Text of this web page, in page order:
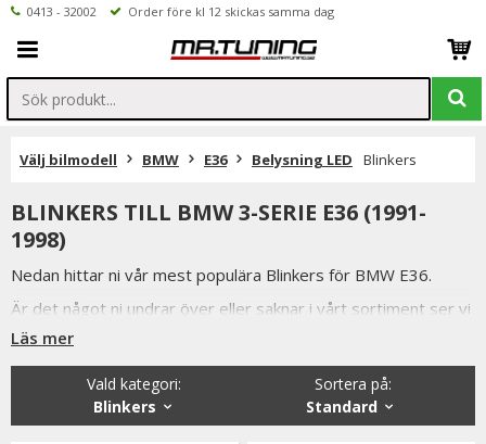
0413 - 32002 Order före kl 12 skickas samma dag
Välj bilmodell BMW E36 Belysning LED Blinkers
BLINKERS TILL BMW 3-SERIE E36 (1991-
1998)
Nedan hittar ni vår mest populära Blinkers för BMW E36.
Är det något ni undrar över eller saknar i vårt sortiment ser vi
fram emot att ni kontaktar oss.
Ni når oss på 041332002 (vardagar 9-16) eller per mail
info@mrtuning.se
Läs mer
Sortera på:
Standard
Vald kategori:
Blinkers